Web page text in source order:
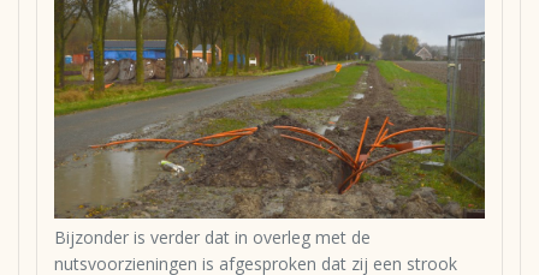
Bijzonder is verder dat in overleg met de
nutsvoorzieningen is afgesproken dat zij een strook